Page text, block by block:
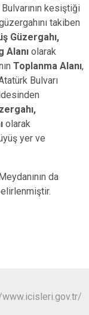
kesiştiği
takiben
Güzergahı,
Alanı olarak
Toplanma Alanı,
Bulvarı
olarak
yer ve
da